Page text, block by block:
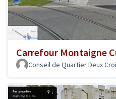
Carrefour Montaigne
Conseil de Quartier Deux